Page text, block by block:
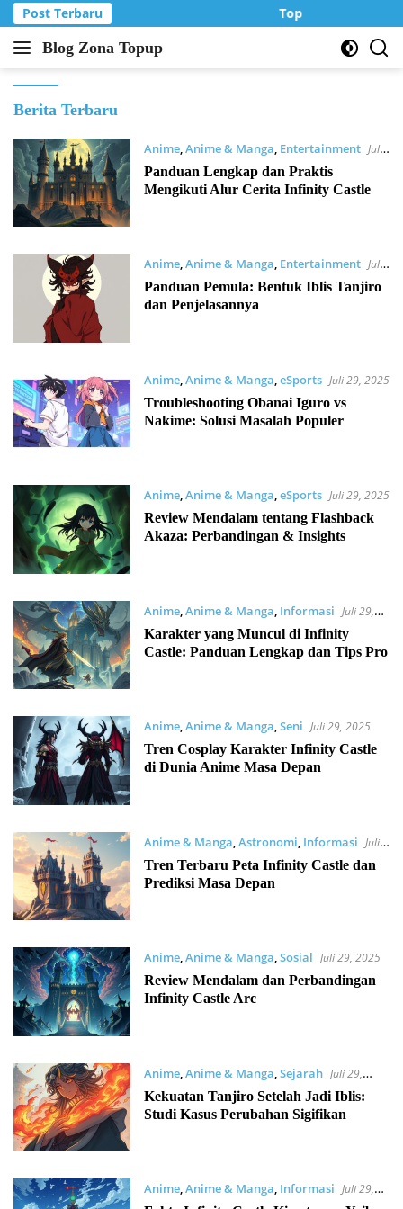
Langsung
ke
konten
Post Terbaru Top Up Murah di
Blog Zona Topup
Tips
bermain
game
online
Blog
Topup
Berita Terbaru
Anime,Anime & Manga, Entertainment Juli
29, 2025
Panduan Lengkap dan Praktis
Mengikuti Alur Cerita Infinity Castle
Anime,Anime & Manga, Entertainment Juli
29, 2025
Panduan Pemula: Bentuk Iblis Tanjiro
dan Penjelasannya
Anime,Anime & Manga,eSports Juli 29, 2025
Troubleshooting Obanai Iguro vs
Nakime: Solusi Masalah Populer
Anime,Anime & Manga,eSports Juli 29, 2025
Review Mendalam tentang Flashback
Akaza: Perbandingan & Insights
Anime,Anime & Manga, Informasi Juli 29,
2025
Karakter yang Muncul di Infinity
Castle: Panduan Lengkap dan Tips Pro
Anime,Anime & Manga,Seni Juli 29, 2025
Tren Cosplay Karakter Infinity Castle
di Dunia Anime Masa Depan
Anime & Manga,Astronomi, Informasi Juli
29, 2025
Tren Terbaru Peta Infinity Castle dan
Prediksi Masa Depan
Anime,Anime & Manga,Sosial Juli 29, 2025
Review Mendalam dan Perbandingan
Infinity Castle Arc
Anime,Anime & Manga,Sejarah Juli 29,
2025
Kekuatan Tanjiro Setelah Jadi Iblis:
Studi Kasus Perubahan Sigifikan
Anime,Anime & Manga, Informasi Juli 29,